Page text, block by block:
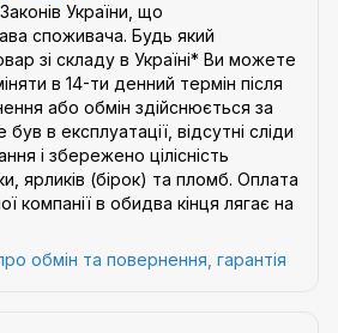
України, що
споживача. Будь який
зі складу в Україні* Ви можете
в 14-ти денний термін після
або обмін здійснюється за
в експлуатації, відсутні сліди
і збережено цілісність
ярликів (бірок) та пломб. Оплата
компанії в обидва кінця лягає на
обмін та повернення, гарантія